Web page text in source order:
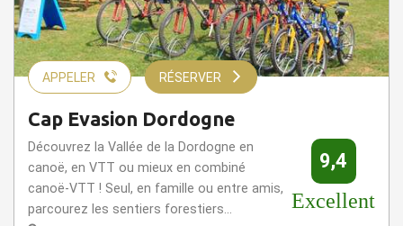
APPELER RÉSERVER
Cap Evasion Dordogne
Découvrez la Vallée de la Dordogne en
canoë, en VTT ou mieux en combiné
canoë-VTT ! Seul, en famille ou entre amis,
parcourez les sentiers forestiers...
9,4
Excellent